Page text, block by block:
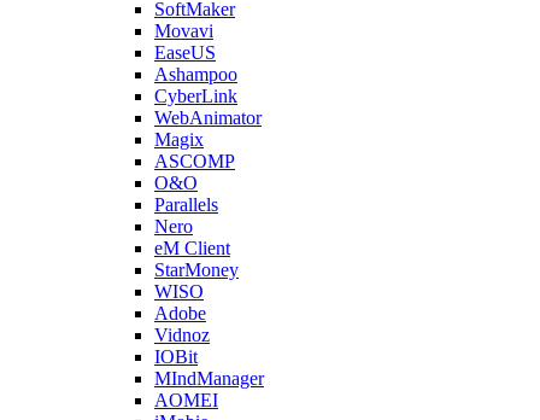
SoftMaker
Movavi
EaseUS
Ashampoo
CyberLink
WebAnimator
Magix
ASCOMP
O&O
Parallels
Nero
eM Client
StarMoney
WISO
Adobe
Vidnoz
IOBit
MIndManager
AOMEI